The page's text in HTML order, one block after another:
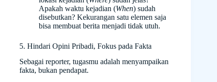
Apakah waktu kejadian (When) sudah
disebutkan? Kekurangan satu elemen saja
bisa membuat berita menjadi tidak utuh.
5. Hindari Opini Pribadi, Fokus pada Fakta
Sebagai reporter, tugasmu adalah menyampaikan
fakta, bukan pendapat.